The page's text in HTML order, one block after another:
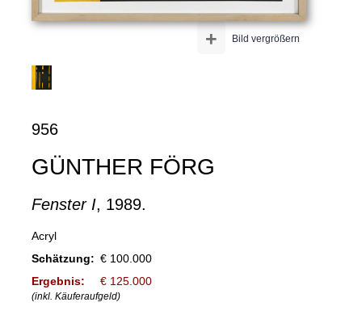
Bild vergrößern
+
956
GÜNTHER FÖRG
Fenster I, 1989.
Acryl
Schätzung: € 100.000
Ergebnis:
€ 125.000
(inkl. Käuferaufgeld)